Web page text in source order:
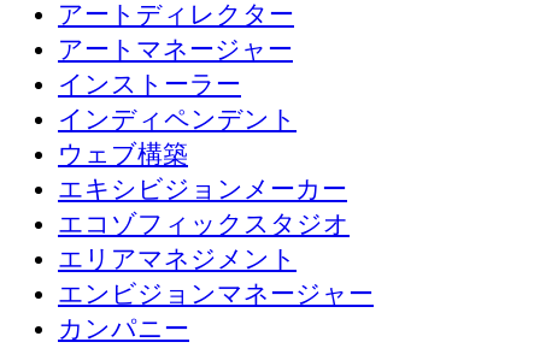
アートディレクター
アートマネージャー
インストーラー
インディペンデント
ウェブ構築
エキシビジョンメーカー
エコゾフィックスタジオ
エリアマネジメント
エンビジョンマネージャー
カンパニー